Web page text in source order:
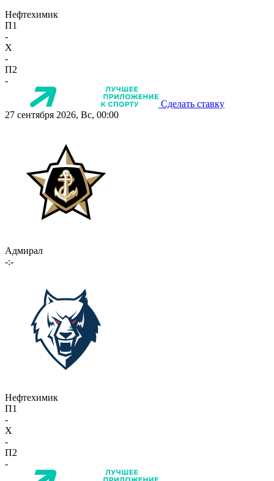
Нефтехимик
П1
-
X
-
П2
-
Сделать ставку
27 сентября 2026, Вс, 00:00
Адмирал
-:-
Нефтехимик
П1
-
X
-
П2
-